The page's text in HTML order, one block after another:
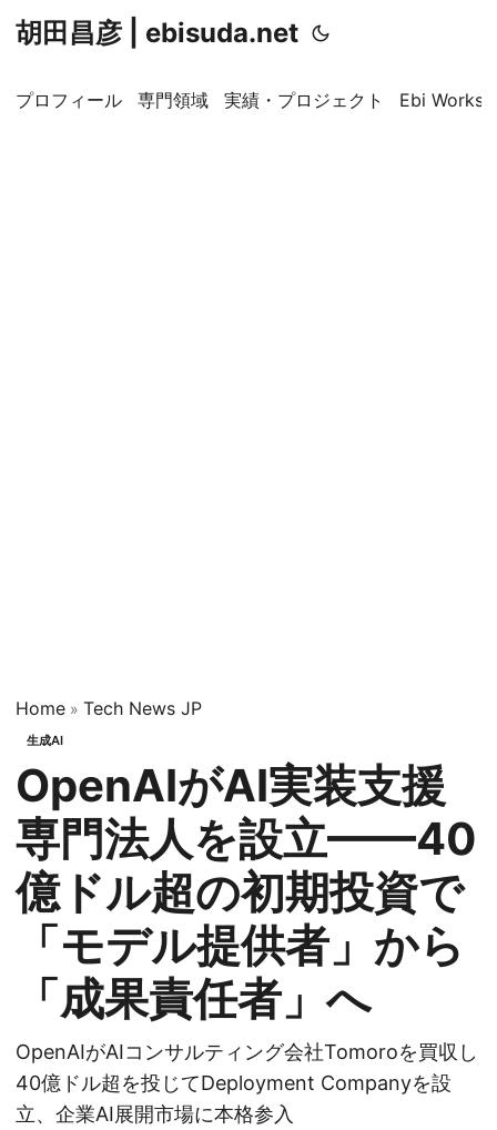
胡田昌彦 | ebisuda.net
プロフィール 専門領域 実績・プロジェクト Ebi
Home » Tech News JP
生成AI
OpenAIがAI実装支援
専門法人を設立——40
億ドル超の初期投資で
「モデル提供者」から
「成果責任者」へ
OpenAIがAIコンサルティング会社Tomoroを買収し
40億ドル超を投じてDeployment Companyを設
立、企業AI展開市場に本格参入